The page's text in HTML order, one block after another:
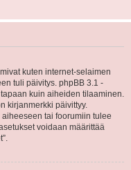
kuten internet-selaimen
tuli päivitys. phpBB 3.1 -
kuin aiheiden tilaaminen.
kirjanmerkki päivittyy.
tai foorumiin tulee
voidaan määrittää